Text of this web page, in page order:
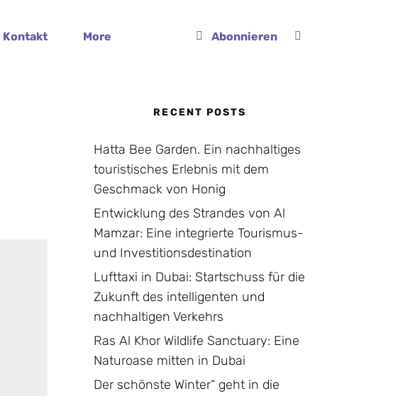
Kontakt More Abonnieren
RECENT POSTS
Hatta Bee Garden. Ein nachhaltiges
touristisches Erlebnis mit dem
Geschmack von Honig
Entwicklung des Strandes von Al
Mamzar: Eine integrierte Tourismus-
und Investitionsdestination
Lufttaxi in Dubai: Startschuss für die
Zukunft des intelligenten und
nachhaltigen Verkehrs
Ras Al Khor Wildlife Sanctuary: Eine
Naturoase mitten in Dubai
Der schönste Winter“ geht in die